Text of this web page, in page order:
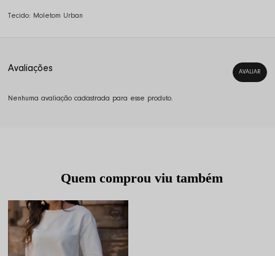
Tecido: Moletom Urban
Nenhuma avaliação cadastrada para esse produto.
Quem comprou viu também